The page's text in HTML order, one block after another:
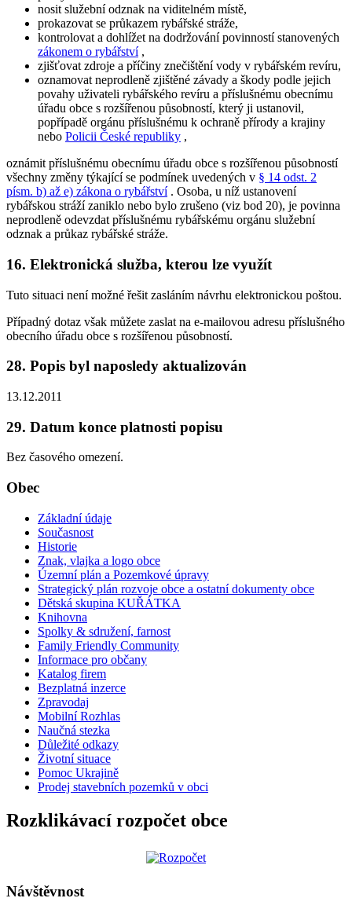
nosit služební odznak na viditelném místě,
prokazovat se průkazem rybářské stráže,
kontrolovat a dohlížet na dodržování povinností stanovených
zákonem o rybářství,
zjišťovat zdroje a příčiny znečištění vody v rybářském revíru,
oznamovat neprodleně zjištěné závady a škody podle jejich
povahy uživateli rybářského revíru a příslušnému obecnímu
úřadu obce s rozšířenou působností, který ji ustanovil,
popřípadě orgánu příslušnému k ochraně přírody a krajiny
nebo Policii České republiky ,
oznámit příslušnému obecnímu úřadu obce s rozšířenou působností
všechny změny týkající se podmínek uvedených v § 14 odst. 2
písm. b) až e) zákona o rybářství. Osoba, u níž ustanovení
rybářskou stráží zaniklo nebo bylo zrušeno (viz bod 20), je povinna
neprodleně odevzdat příslušnému rybářskému orgánu služební
odznak a průkaz rybářské stráže.
16. Elektronická služba, kterou lze využít
Tuto situaci není možné řešit zasláním návrhu elektronickou poštou.
Případný dotaz však můžete zaslat na e-mailovou adresu příslušného
obecního úřadu obce s rozšířenou působností.
28. Popis byl naposledy aktualizován
13.12.2011
29. Datum konce platnosti popisu
Bez časového omezení.
Obec
Základní údaje
Současnost
Historie
Znak, vlajka a logo obce
Územní plán a Pozemkové úpravy
Strategický plán rozvoje obce a ostatní dokumenty obce
Dětská skupina KUŘÁTKA
Knihovna
Spolky & sdružení, farnost
Family Friendly Community
Informace pro občany
Katalog firem
Bezplatná inzerce
Zpravodaj
Mobilní Rozhlas
Naučná stezka
Důležité odkazy
Životní situace
Pomoc Ukrajině
Prodej stavebních pozemků v obci
Rozklikávací rozpočet obce
Návštěvnost